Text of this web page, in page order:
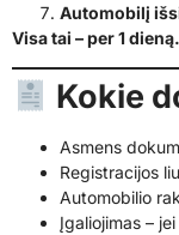
Automobilį
Visa tai – per 1
Kokie
Asmens
Registracijos
Automobilio
Įgaliojimas –